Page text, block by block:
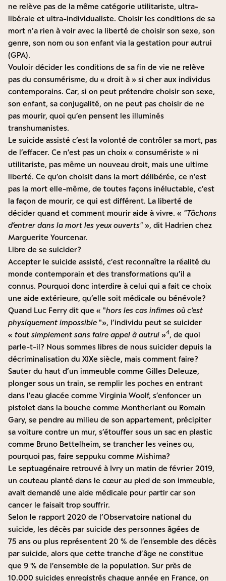
ne relève pas de la même catégorie utilitariste, ultra-
libérale et ultra-individualiste. Choisir les conditions de sa
mort n’a rien à voir avec la liberté de choisir son sexe, son
genre, son nom ou son enfant via la gestation pour autrui
(GPA).
Vouloir décider les conditions de sa fin de vie ne relève
pas du consumérisme, du « droit à » si cher aux individus
contemporains. Car, si on peut prétendre choisir son sexe,
son enfant, sa conjugalité, on ne peut pas choisir de ne
pas mourir, quoi qu’en pensent les illuminés
transhumanistes.
Le suicide assisté c’est la volonté de contrôler sa mort, pas
de l’effacer. Ce n’est pas un choix « consumériste » ni
utilitariste, pas même un nouveau droit, mais une ultime
liberté. Ce qu’on choisit dans la mort délibérée, ce n’est
pas la mort elle-même, de toutes façons inéluctable, c’est
la façon de mourir, ce qui est différent. La liberté de
décider quand et comment mourir aide à vivre. «
Tâchons
d’entrer dans la mort les yeux ouverts
», dit Hadrien chez
Marguerite Yourcenar.
Libre de se suicider ?
Accepter le suicide assisté, c’est reconnaître la réalité du
monde contemporain et des transformations qu’il a
connus. Pourquoi donc interdire à celui qui a fait ce choix
une aide extérieure, qu’elle soit médicale ou bénévole ?
Quand Luc Ferry dit que «
hors les cas infimes où c’est
physiquement impossible
», l’individu peut se suicider
« tout simplement sans faire appel à autrui »4, de quoi
parle-t-il ? Nous sommes libres de nous suicider depuis la
décriminalisation du XIXe siècle, mais comment faire ?
Sauter du haut d’un immeuble comme Gilles Deleuze,
plonger sous un train, se remplir les poches en entrant
dans l’eau glacée comme Virginia Woolf, s’enfoncer un
pistolet dans la bouche comme Montherlant ou Romain
Gary, se pendre au milieu de son appartement, précipiter
sa voiture contre un mur, s’étouffer sous un sac en plastic
comme Bruno Bettelheim, se trancher les veines ou,
pourquoi pas, faire seppuku comme Mishima ?
Le septuagénaire retrouvé à Ivry un matin de février 2019,
un couteau planté dans le cœur au pied de son immeuble,
avait demandé une aide médicale pour partir car son
cancer le faisait trop souffrir.
Selon le rapport 2020 de l’Observatoire national du
suicide, les décès par suicide des personnes âgées de
75 ans ou plus représentent 20 % de l’ensemble des décès
par suicide, alors que cette tranche d’âge ne constitue
que 9 % de l’ensemble de la population. Sur près de
10.000 suicides enregistrés chaque année en France, on